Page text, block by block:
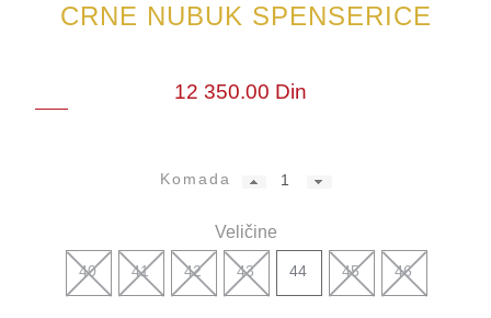
CRNE NUBUK SPENSERICE
12 350.00 Din
Komada
Veličine
40 41 42 43 44 45 46